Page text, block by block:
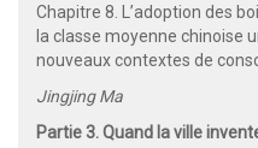
Chapitre 8. L’adoption des
la classe moyenne chinoise
nouveaux contextes de
Jingjing Ma
Partie 3. Quand la ville